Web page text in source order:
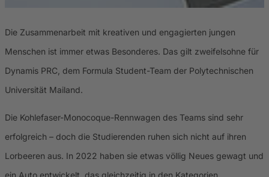
Die Zusammenarbeit mit kreativen und engagierten jungen
Menschen ist immer etwas Besonderes. Das gilt zweifelsohne für
Dynamis PRC, dem Formula Student-Team der Polytechnischen
Universität Mailand.
Die Kohlefaser-Monocoque-Rennwagen des Teams sind sehr
erfolgreich – doch die Studierenden ruhen sich nicht auf ihren
Lorbeeren aus. In 2022 haben sie etwas völlig Neues gewagt und
ein Auto entwickelt, das gleichzeitig in den Kategorien